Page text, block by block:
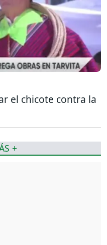
el chicote contra la
+